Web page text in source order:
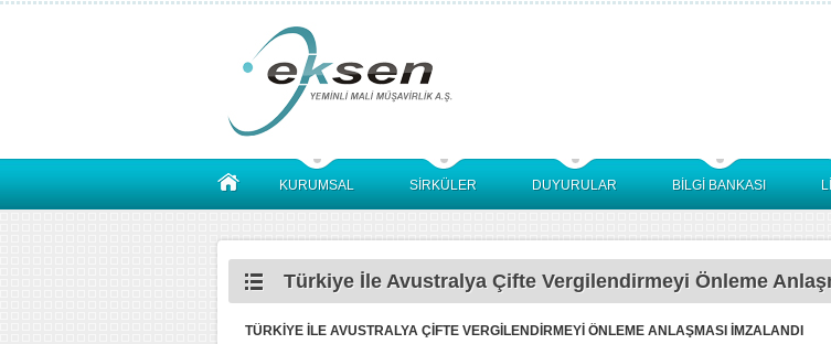
KURUMSAL SİRKÜLER DUYURULAR BİLGİ BANKASI
Türkiye İle Avustralya Çifte Vergilendirmeyi Önleme
TÜRKİYE İLE AVUSTRALYA ÇİFTE VERGİLENDİRMEYİ ÖNLEME ANLAŞMASI İMZALANDI